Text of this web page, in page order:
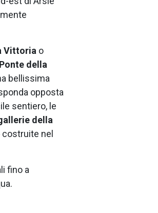
Vittoria o
Ponte della
bellissima
opposta
sentiero, le
della
nel
fino a